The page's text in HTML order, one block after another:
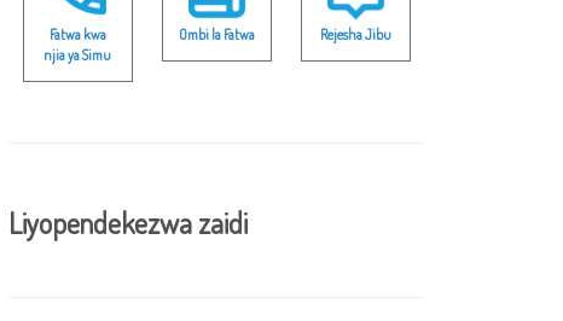
Fatwa kwa
njia ya Simu
Ombi la Fatwa Rejesha Jibu
Liyopendekezwa zaidi